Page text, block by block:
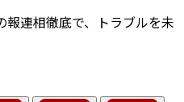
連相徹底で、トラブルを未